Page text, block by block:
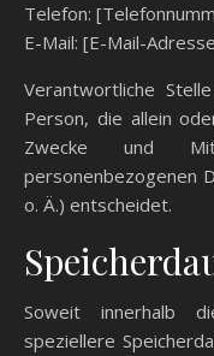
Telefon:
E-Mail: [E-Mail-
Verantwortliche
Person, die allein
Zwecke und
personenbezogenen
o. Ä.) entscheidet.
Soweit innerhalb
speziellere